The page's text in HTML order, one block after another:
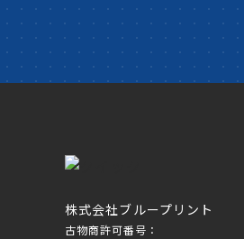
株式会社ブループリント
古物商許可番号：